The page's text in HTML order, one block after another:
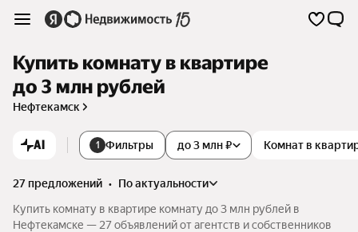
Купить комнату в квартире
до 3 млн рублей
Нефтекамск
AI 1 Фильтры до 3 млн ₽ Комнат в
27 предложений •
по актуальности
Купить комнату в квартире комнату до 3 млн рублей в
Нефтекамске — 27 объявлений от агентств и собственников